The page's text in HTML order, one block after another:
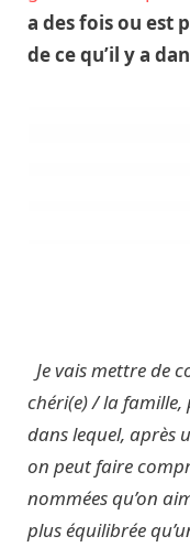
a des fois ou est
de ce qu’il y a
Je vais mettre de
chéri(e) / la famille,
dans lequel, après
on peut faire
nommées qu’on
plus équilibrée